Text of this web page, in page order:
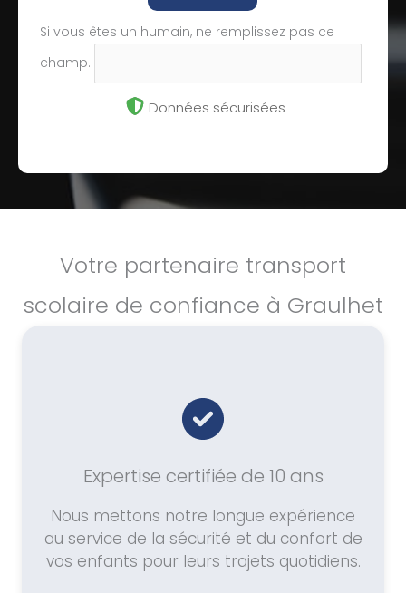
Si vous êtes un humain, ne remplissez pas ce
champ.
Données sécurisées
Votre partenaire transport
scolaire de confiance à Graulhet
Expertise certifiée de 10 ans
Nous mettons notre longue expérience
au service de la sécurité et du confort de
vos enfants pour leurs trajets quotidiens.